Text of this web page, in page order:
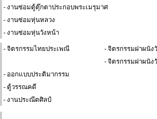
- งานซ่อมตู้ตุ๊กตาประกอบพระเมรุมาศ
- งานซ่อมหุ่นหลวง
- งานซ่อมหุ่นวังหน้า
- จิตรกรรมไทยประเพณี
- จิตรกรรมฝาผนัง
- จิตรกรรมฝาผนัง
- ออกแบบประติมากรรม
- ตู้วรรณคดี
- งานประณีตศิลป์